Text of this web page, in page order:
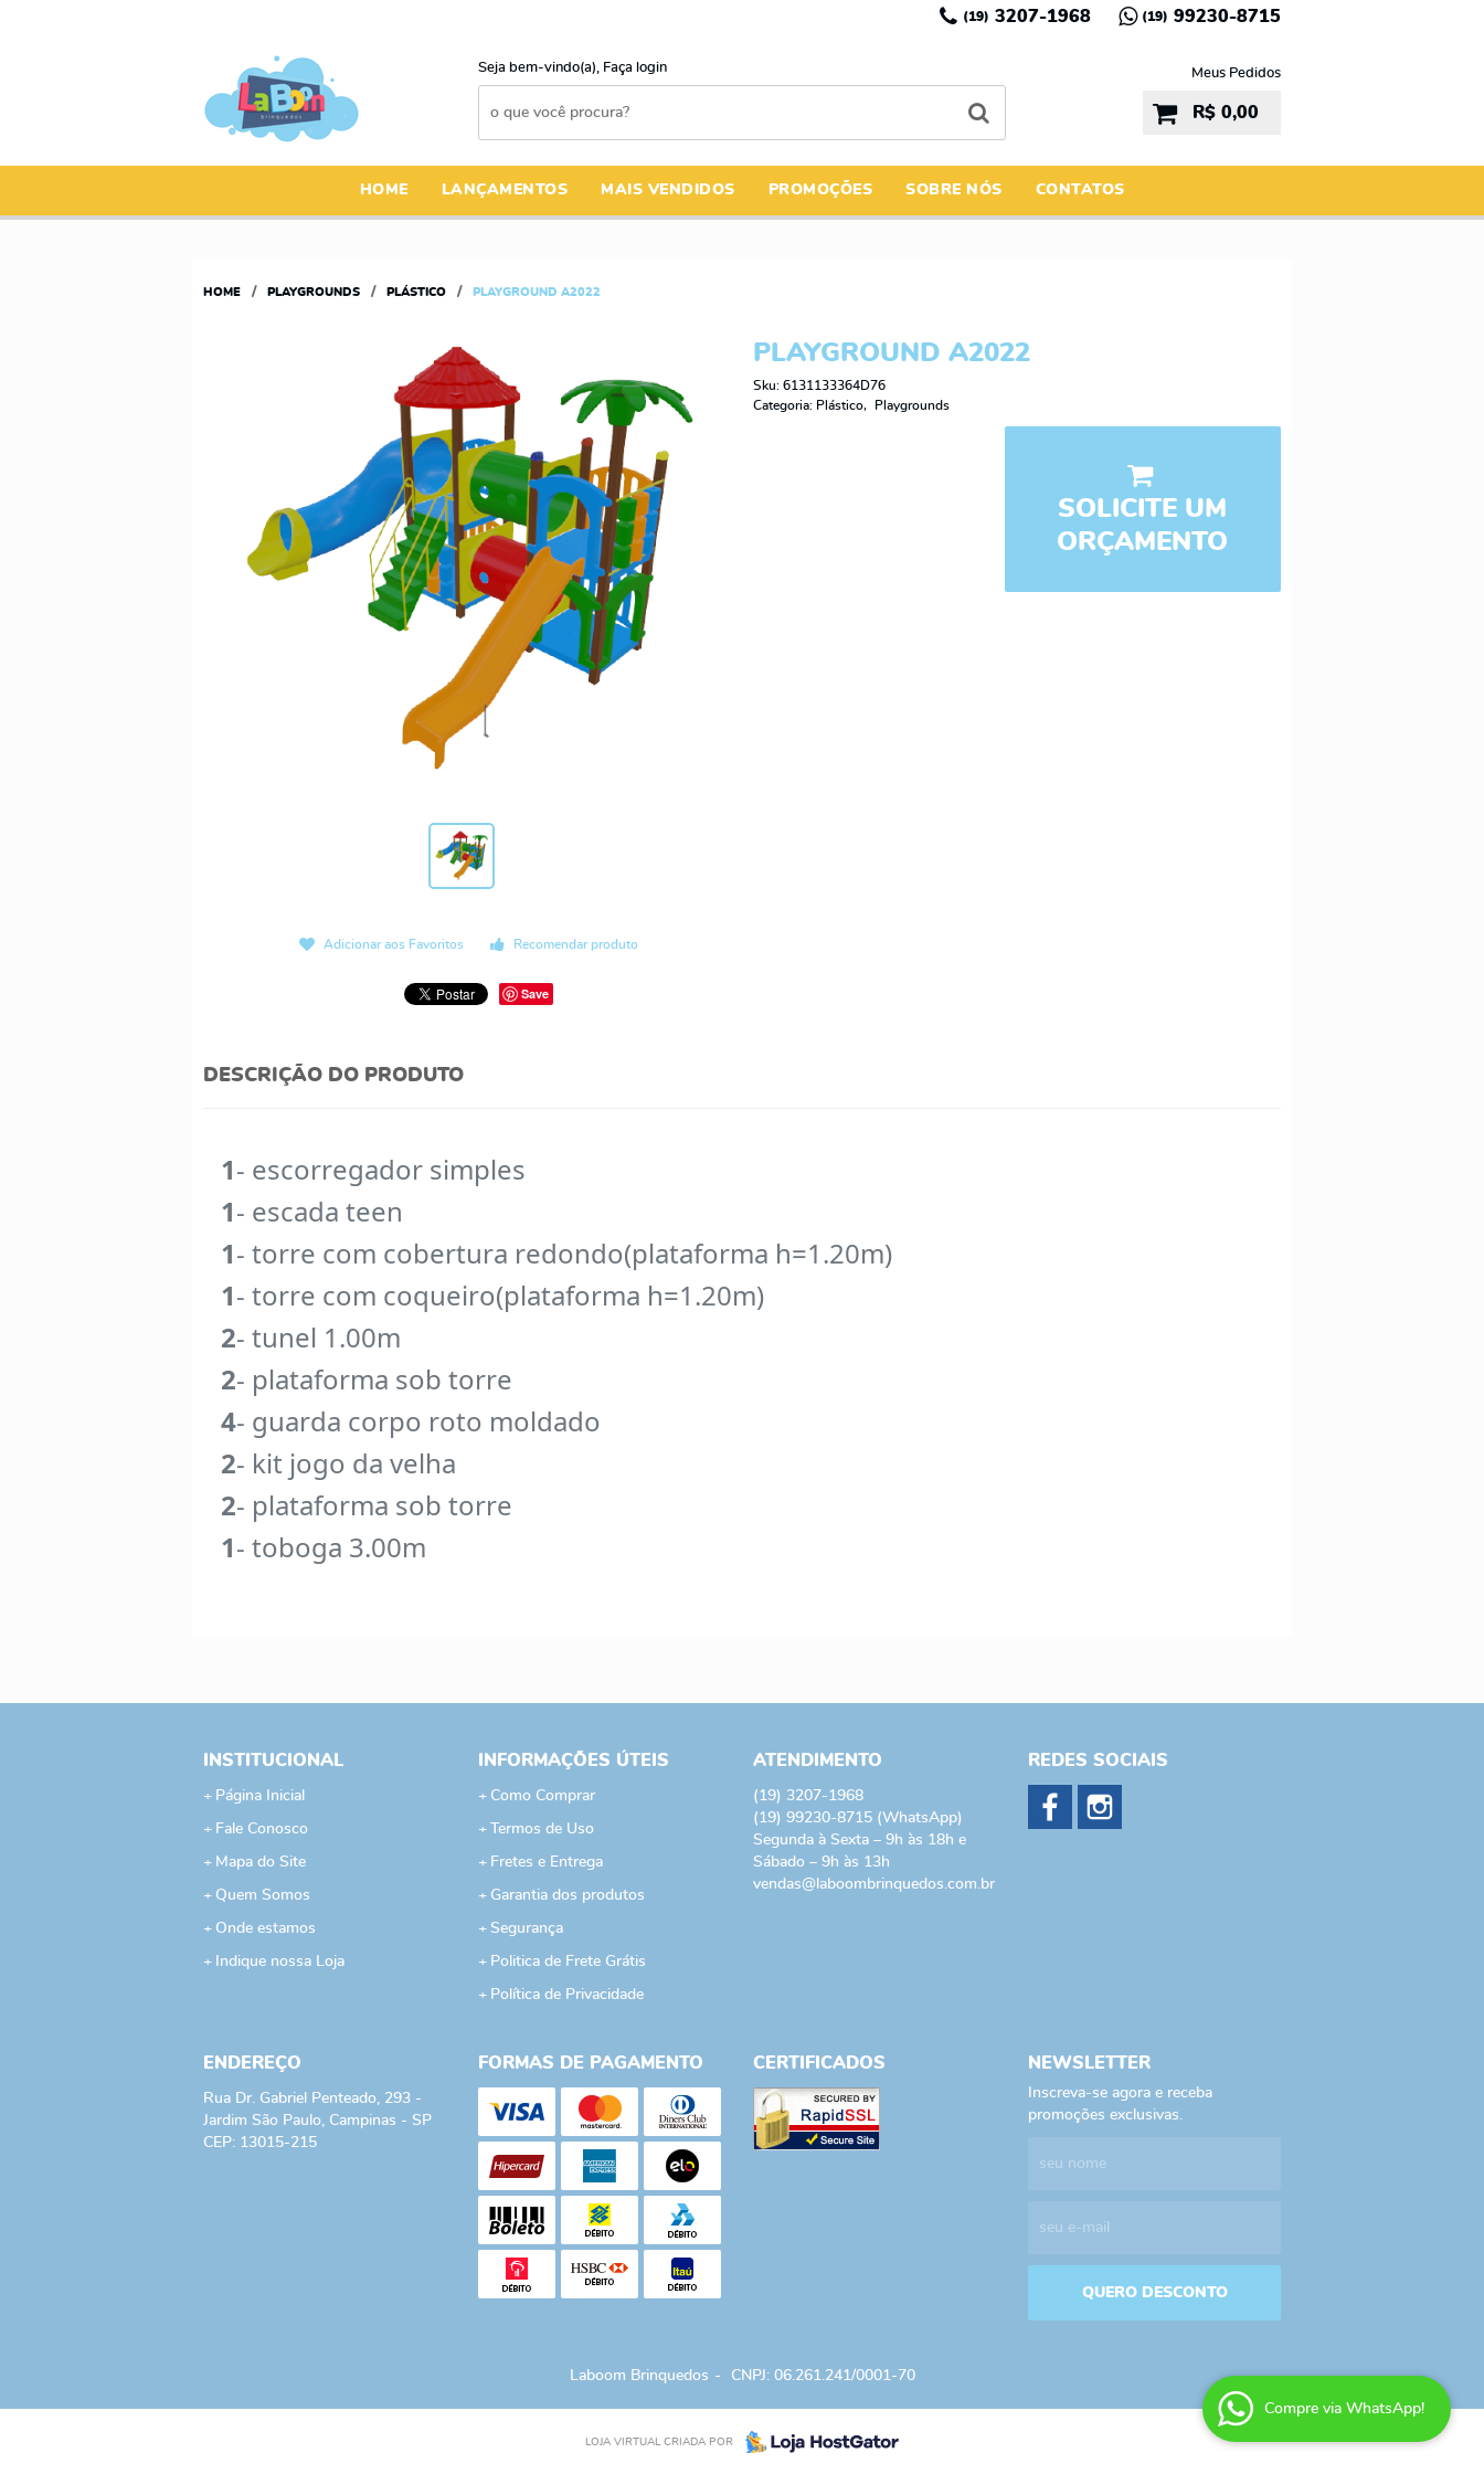
(19) 3207-1968 (19) 99230-8715
Seja bem-vindo(a), Faça login Meus Pedidos
R$ 0,00
HOME LANÇAMENTOS MAIS VENDIDOS PROMOÇÕES SOBRE NÓS CONTATOS
HOME PLAYGROUNDS PLÁSTICO PLAYGROUND A2022
Adicionar aos Favoritos Recomendar produto
Save
PLAYGROUND A2022
Sku: 6131133364D76
Categoria: Plástico Playgrounds
SOLICITE UM
ORÇAMENTO
DESCRIÇÃO DO PRODUTO
1- escorregador simples
1- escada teen
1- torre com cobertura redondo(plataforma h=1.20m)
1- torre com coqueiro(plataforma h=1.20m)
2- tunel 1.00m
2- plataforma sob torre
4- guarda corpo roto moldado
2- kit jogo da velha
2- plataforma sob torre
1- toboga 3.00m
INSTITUCIONAL
Página Inicial
Fale Conosco
Mapa do Site
Quem Somos
Onde estamos
Indique nossa Loja
INFORMAÇÕES ÚTEIS
Como Comprar
Termos de Uso
Fretes e Entrega
Garantia dos produtos
Segurança
Politica de Frete Grátis
Política de Privacidade
ATENDIMENTO
(19) 3207-1968
(19) 99230-8715 (WhatsApp)
Segunda à Sexta – 9h às 18h e
Sábado – 9h às 13h
vendas@laboombrinquedos.com.br
REDES SOCIAIS
ENDEREÇO
Rua Dr. Gabriel Penteado, 293 -
Jardim São Paulo, Campinas - SP
CEP: 13015-215
FORMAS DE PAGAMENTO CERTIFICADOS NEWSLETTER
Inscreva-se agora e receba
promoções exclusivas.
QUERO DESCONTO
Laboom Brinquedos CNPJ: 06.261.241/0001-70
LOJA VIRTUAL CRIADA POR
Compre via WhatsApp!